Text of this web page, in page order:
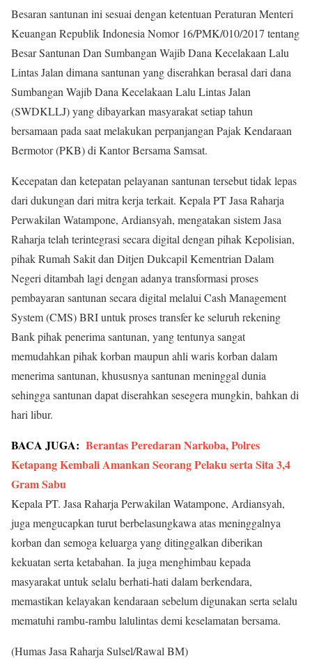
Besaran santunan ini sesuai dengan ketentuan Peraturan Menteri
Keuangan Republik Indonesia Nomor 16/PMK/010/2017 tentang
Besar Santunan Dan Sumbangan Wajib Dana Kecelakaan Lalu
Lintas Jalan dimana santunan yang diserahkan berasal dari dana
Sumbangan Wajib Dana Kecelakaan Lalu Lintas Jalan
(SWDKLLJ) yang dibayarkan masyarakat setiap tahun
bersamaan pada saat melakukan perpanjangan Pajak Kendaraan
Bermotor (PKB) di Kantor Bersama Samsat.
Kecepatan dan ketepatan pelayanan santunan tersebut tidak lepas
dari dukungan dari mitra kerja terkait. Kepala PT Jasa Raharja
Perwakilan Watampone, Ardiansyah, mengatakan sistem Jasa
Raharja telah terintegrasi secara digital dengan pihak Kepolisian,
pihak Rumah Sakit dan Ditjen Dukcapil Kementrian Dalam
Negeri ditambah lagi dengan adanya transformasi proses
pembayaran santunan secara digital melalui Cash Management
System (CMS) BRI untuk proses transfer ke seluruh rekening
Bank pihak penerima santunan, yang tentunya sangat
memudahkan pihak korban maupun ahli waris korban dalam
menerima santunan, khususnya santunan meninggal dunia
sehingga santunan dapat diserahkan sesegera mungkin, bahkan di
hari libur.
BACA JUGA: Berantas Peredaran Narkoba, Polres
Ketapang Kembali Amankan Seorang Pelaku serta Sita 3,4
Gram Sabu
Kepala PT. Jasa Raharja Perwakilan Watampone, Ardiansyah,
juga mengucapkan turut berbelasungkawa atas meninggalnya
korban dan semoga keluarga yang ditinggalkan diberikan
kekuatan serta ketabahan. Ia juga menghimbau kepada
masyarakat untuk selalu berhati-hati dalam berkendara,
memastikan kelayakan kendaraan sebelum digunakan serta selalu
mematuhi rambu-rambu lalulintas demi keselamatan bersama.
(Humas Jasa Raharja Sulsel/Rawal BM)